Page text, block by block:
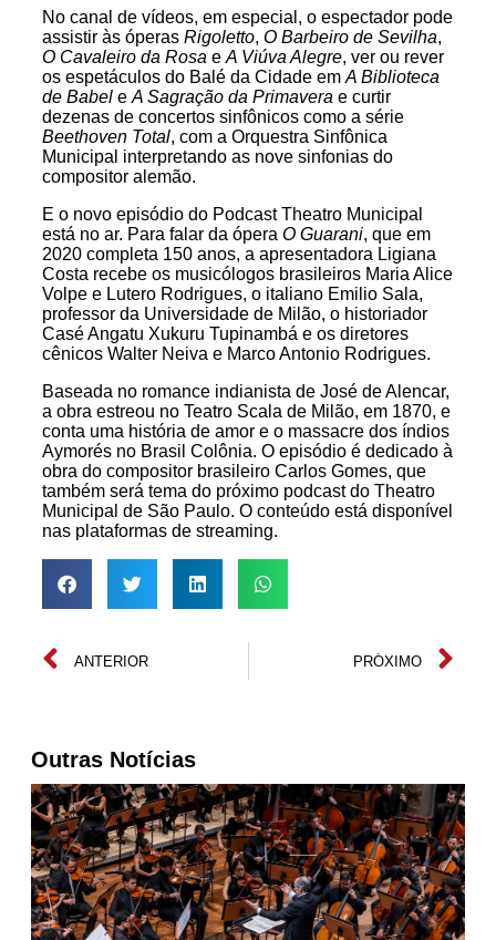
No canal de vídeos, em especial, o espectador pode
assistir às óperas Rigoletto, O Barbeiro de Sevilha,
O Cavaleiro da Rosa e A Viúva Alegre, ver ou rever
os espetáculos do Balé da Cidade em A Biblioteca
de Babel e A Sagração da Primavera e curtir
dezenas de concertos sinfônicos como a série
Beethoven Total, com a Orquestra Sinfônica
Municipal interpretando as nove sinfonias do
compositor alemão.
E o novo episódio do Podcast Theatro Municipal
está no ar. Para falar da ópera O Guarani, que em
2020 completa 150 anos, a apresentadora Ligiana
Costa recebe os musicólogos brasileiros Maria Alice
Volpe e Lutero Rodrigues, o italiano Emilio Sala,
professor da Universidade de Milão, o historiador
Casé Angatu Xukuru Tupinambá e os diretores
cênicos Walter Neiva e Marco Antonio Rodrigues.
Baseada no romance indianista de José de Alencar,
a obra estreou no Teatro Scala de Milão, em 1870, e
conta uma história de amor e o massacre dos índios
Aymorés no Brasil Colônia. O episódio é dedicado à
obra do compositor brasileiro Carlos Gomes, que
também será tema do próximo podcast do Theatro
Municipal de São Paulo. O conteúdo está disponível
nas plataformas de streaming.
ANTERIOR PRÓXIMO
Outras Notícias